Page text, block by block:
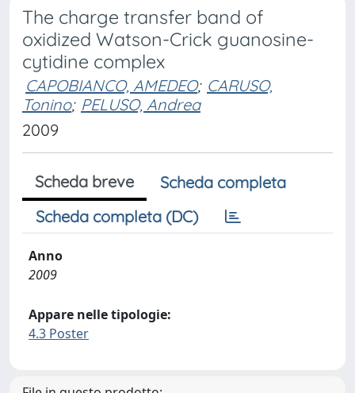
The charge transfer band of
oxidized Watson-Crick guanosine-
cytidine complex
CAPOBIANCO, AMEDEO; CARUSO,
Tonino; PELUSO, Andrea
2009
Scheda breve
Scheda completa
Scheda completa (DC)
Anno
2009
Appare nelle tipologie:
4.3 Poster